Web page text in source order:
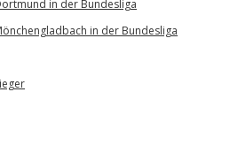
in der Bundesliga
in der Bundesliga